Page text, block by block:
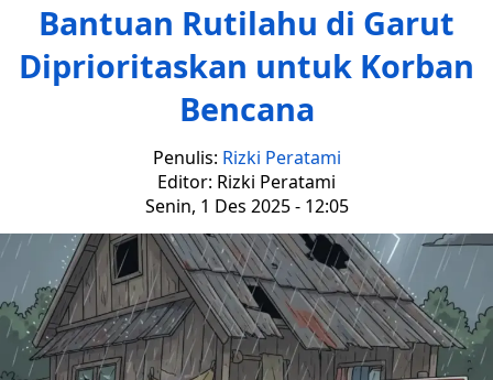
Bantuan Rutilahu di Garut
Diprioritaskan untuk Korban
Bencana
Penulis: Rizki Peratami
Editor: Rizki Peratami
Senin, 1 Des 2025 - 12:05